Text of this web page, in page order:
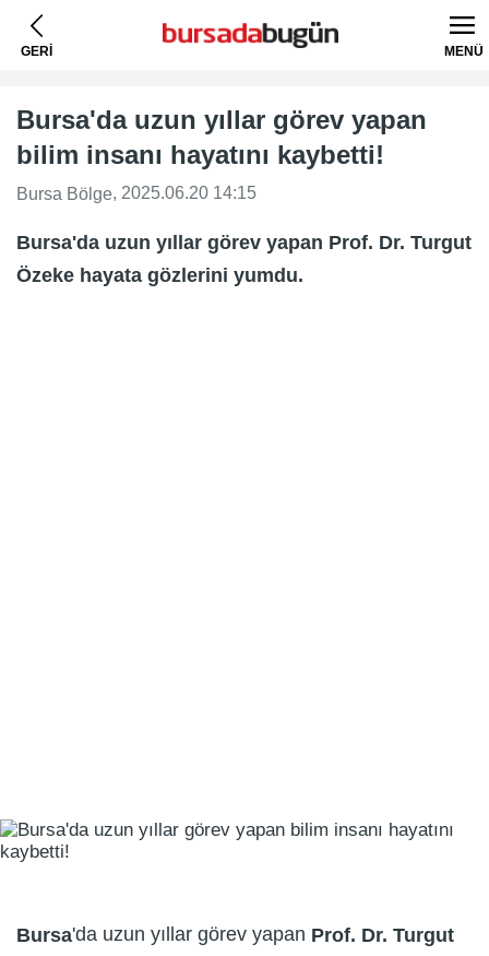
GERİ MENÜ
Bursa'da uzun yıllar görev yapan
bilim insanı hayatını kaybetti!
Bursa Bölge, 2025.06.20 14:15
Bursa'da uzun yıllar görev yapan Prof. Dr. Turgut
Özeke hayata gözlerini yumdu.
Bursa'da uzun yıllar görev yapan Prof. Dr. Turgut